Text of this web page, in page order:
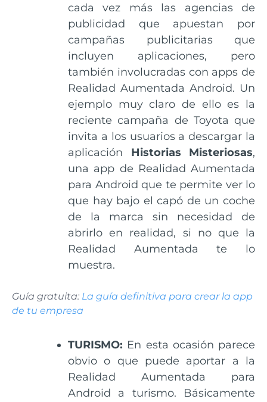
cada vez más las agencias de
publicidad que apuestan por
campañas publicitarias que
incluyen aplicaciones, pero
también involucradas con apps de
Realidad Aumentada Android. Un
ejemplo muy claro de ello es la
reciente campaña de Toyota que
invita a los usuarios a descargar la
aplicación Historias Misteriosas,
una app de Realidad Aumentada
para Android que te permite ver lo
que hay bajo el capó de un coche
de la marca sin necesidad de
abrirlo en realidad, si no que la
Realidad Aumentada te lo
muestra.
Guía gratuita: La guía definitiva para crear la app
de tu empresa
TURISMO: En esta ocasión parece
obvio o que puede aportar a la
Realidad Aumentada para
Android a turismo. Básicamente